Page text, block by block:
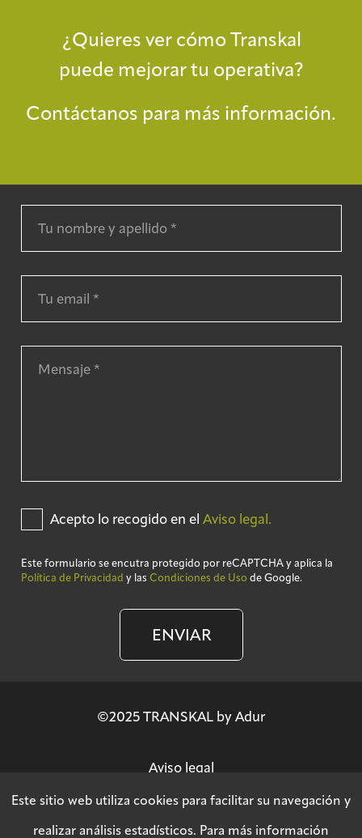
¿Quieres ver cómo Transkal
puede mejorar tu operativa?
Contáctanos para más información.
Acepto lo recogido en el Aviso legal.
Este formulario se encutra protegido por reCAPTCHA y aplica la
Política de Privacidad y las Condiciones de Uso de Google.
ENVIAR
©2025 TRANSKAL by Adur
Aviso legal
Este sitio web utiliza cookies para facilitar su navegación y
realizar análisis estadísticos. Para más información